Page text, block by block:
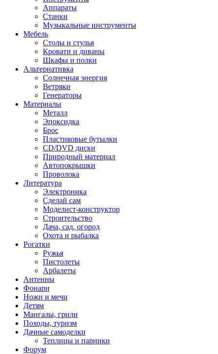
Аппараты
Станки
Музыкальные инструменты
Мебель
Столы и стулья
Кровати и диваны
Шкафы и полки
Альтернативка
Солнечная энергия
Ветряки
Генераторы
Материалы
Металл
Эпоксидка
Брос
Пластиковые бутылки
CD/DVD диски
Природный материал
Автопокрышки
Проволока
Литература
Электроника
Сделай сам
Моделист-конструктор
Строительство
Дача, сад, огород
Охота и рыбалка
Рогатки
Ружья
Пистолеты
Арбалеты
Антенны
Фонари
Ножи и мечи
Детям
Мангалы, грили
Походы, туризм
Дачные самоделки
Теплицы и парники
Форум